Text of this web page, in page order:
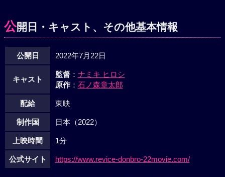
公開日・キャスト、その他基本情報
公開日 2022年7月22日
キャスト
監督： ナミキ ヒロシ
原作： 石ノ森章太郎
配給 東映
制作国 日本（2022）
上映時間 1分
公式サイト https://www.revice-donbro-22movie.com/